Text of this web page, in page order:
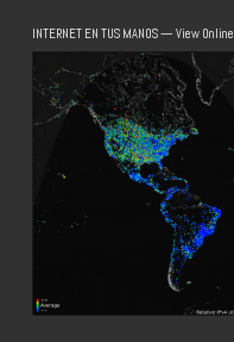
INTERNET EN TUS MANOS — View Online